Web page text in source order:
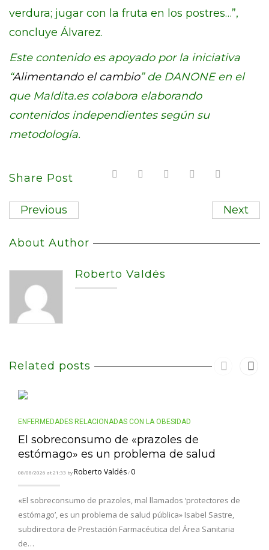
verdura; jugar con la fruta en los postres…”,
concluye Álvarez.
Este contenido es apoyado por la iniciativa
“Alimentando el cambio” de DANONE en el
que Maldita.es colabora elaborando
contenidos independientes según su
metodología.
Share Post
Previous Next
About Author
Roberto Valdés
Related posts
ENFERMEDADES RELACIONADAS CON LA OBESIDAD
El sobreconsumo de «prazoles de
estómago» es un problema de salud
08/08/2026 at 21:33 byRoberto Valdés/ 0
«El sobreconsumo de prazoles, mal llamados ‘protectores de
estómago’, es un problema de salud pública» Isabel Sastre,
subdirectora de Prestación Farmacéutica del Área Sanitaria
de…